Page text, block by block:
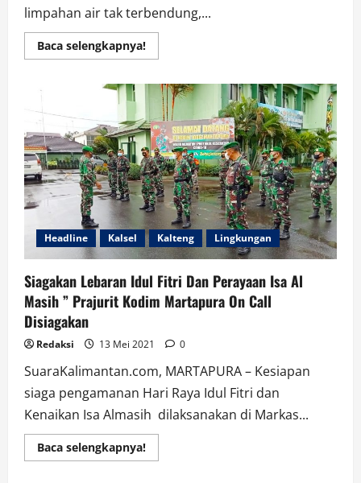
limpahan air tak terbendung,...
Baca selengkapnya!Read
more
Turun
Terlalu
Deras,
Desa
Damit
Meluap
Tinggi
Headline Kalsel Kalteng Lingkungan
Siagakan Lebaran Idul Fitri Dan Perayaan Isa Al
Masih ” Prajurit Kodim Martapura On Call
Disiagakan
Redaksi 13 Mei 2021 0
SuaraKalimantan.com, MARTAPURA – Kesiapan
siaga pengamanan Hari Raya Idul Fitri dan
Kenaikan Isa Almasih dilaksanakan di Markas...
Baca selengkapnya!Read
more